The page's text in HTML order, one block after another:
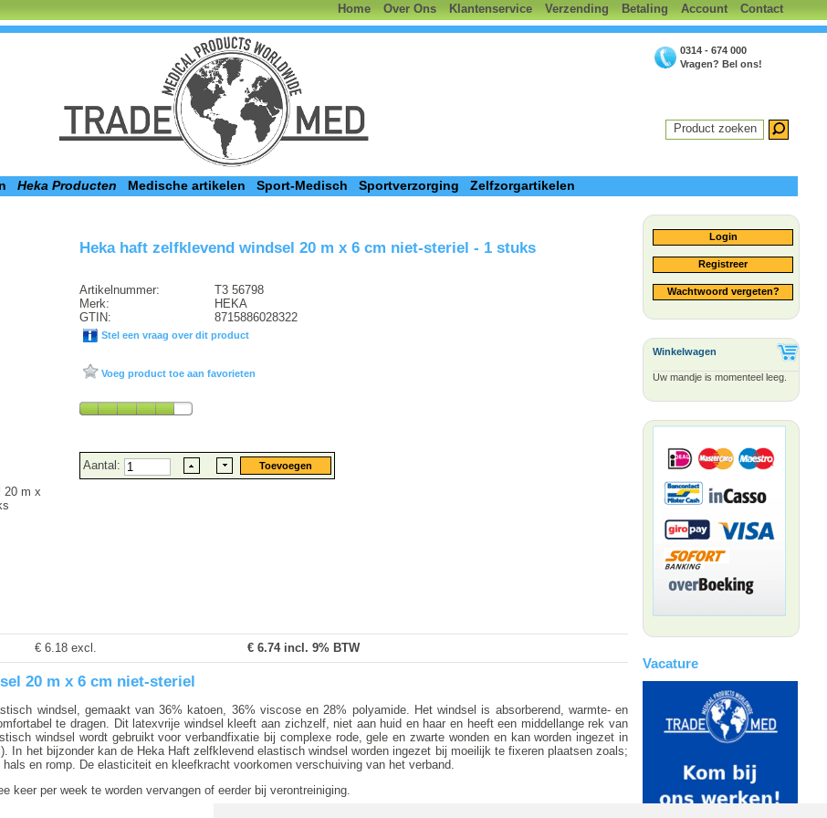
Home Over Ons Klantenservice Verzending Betaling Account Contact
0314 - 674 000
Vragen? Bel ons!
Product zoeken
Heka Producten Medische artikelen Sport-Medisch Sportverzorging Zelfzorgartikelen
Login
Registreer
Wachtwoord vergeten?
Winkelwagen
Uw mandje is momenteel leeg.
Vacature
20 m x
Heka haft zelfklevend windsel 20 m x 6 cm niet-steriel - 1 stuks
Artikelnummer:
Merk:
GTIN:
T3 56798
HEKA
8715886028322
Stel een vraag over dit product
Voeg product toe aan favorieten
Aantal:
€ 6.18 excl. € 6.74incl. 9% BTW
20 m x 6 cm niet-steriel
windsel, gemaakt van 36% katoen, 36% viscose en 28% polyamide. Het windsel is absorberend, warmte- en
te dragen. Dit latexvrije windsel kleeft aan zichzelf, niet aan huid en haar en heeft een middellange rek van
windsel wordt gebruikt voor verbandfixatie bij complexe rode, gele en zwarte wonden en kan worden ingezet in
In het bijzonder kan de Heka Haft zelfklevend elastisch windsel worden ingezet bij moeilijk te fixeren plaatsen zoals;
en romp. De elasticiteit en kleefkracht voorkomen verschuiving van het verband.
keer per week te worden vervangen of eerder bij verontreiniging.